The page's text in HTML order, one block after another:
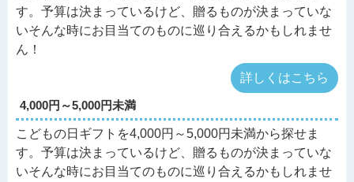
す。予算は決まっているけど、贈るものが決まっていな
いそんな時にお目当てのものに巡り合えるかもしれませ
ん！
詳しくはこちら
4,000円～5,000円未満
こどもの日ギフトを4,000円～5,000円未満から探せま
す。予算は決まっているけど、贈るものが決まっていな
いそんな時にお目当てのものに巡り合えるかもしれませ